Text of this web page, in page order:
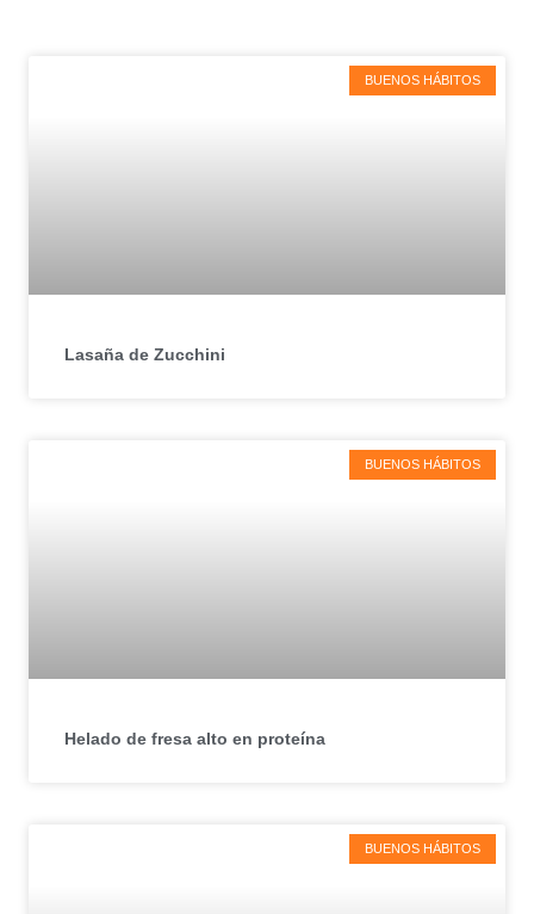
BUENOS HÁBITOS
Lasaña de Zucchini
BUENOS HÁBITOS
Helado de fresa alto en proteína
BUENOS HÁBITOS